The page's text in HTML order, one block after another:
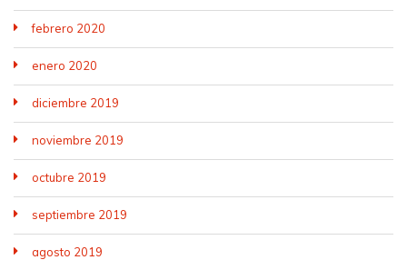
febrero 2020
enero 2020
diciembre 2019
noviembre 2019
octubre 2019
septiembre 2019
agosto 2019